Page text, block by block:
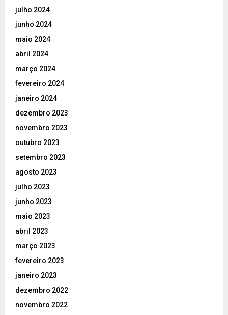
julho 2024
junho 2024
maio 2024
abril 2024
março 2024
fevereiro 2024
janeiro 2024
dezembro 2023
novembro 2023
outubro 2023
setembro 2023
agosto 2023
julho 2023
junho 2023
maio 2023
abril 2023
março 2023
fevereiro 2023
janeiro 2023
dezembro 2022
novembro 2022